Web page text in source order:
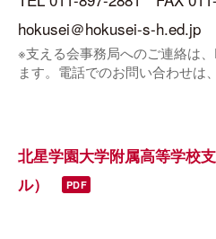
hokusei＠hokusei-s-h.ed.jp
※支える会事務局へのご連絡は
ます。電話でのお問い合わせは
北星学園大学附属高等学校
ル）